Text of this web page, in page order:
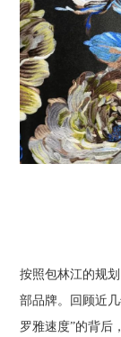
按照包林江的规
部品牌。回顾近
罗雅速度”的背后